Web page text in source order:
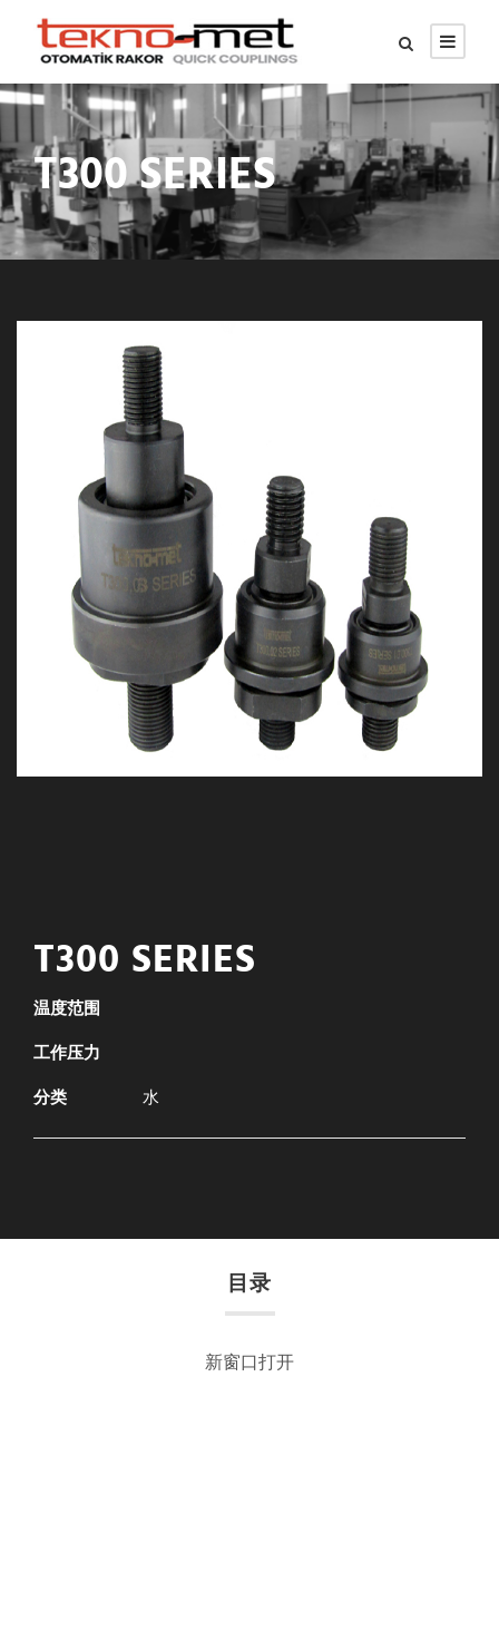
T300 SERIES
T300 SERIES
温度范围
工作压力
分类
水
目录
新窗口打开